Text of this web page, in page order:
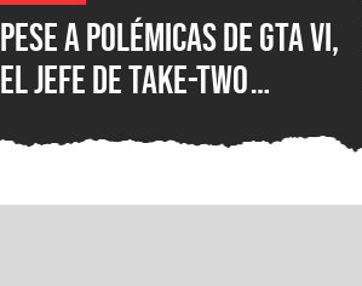
Pese a polémicas de GTA VI,
el jefe de Take-Two
creatividad humana